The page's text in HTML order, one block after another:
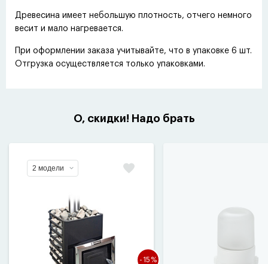
Древесина имеет небольшую плотность, отчего немного
весит и мало нагревается.
При оформлении заказа учитывайте, что в упаковке 6 шт.
Отгрузка осуществляется только упаковками.
О, скидки! Надо брать
2 модели
-15%